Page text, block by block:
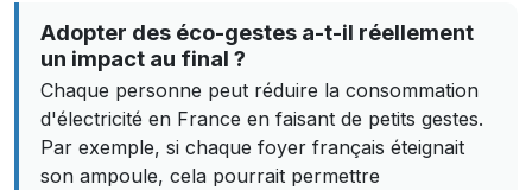
Adopter des éco-gestes a-t-il réellement
un impact au final ?
Chaque personne peut réduire la consommation
d'électricité en France en faisant de petits gestes.
Par exemple, si chaque foyer français éteignait
son ampoule, cela pourrait permettre